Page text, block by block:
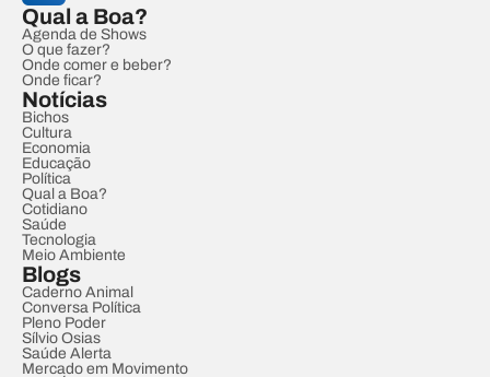
Qual a Boa?
Agenda de Shows
O que fazer?
Onde comer e beber?
Onde ficar?
Notícias
Bichos
Cultura
Economia
Educação
Política
Qual a Boa?
Cotidiano
Saúde
Tecnologia
Meio Ambiente
Blogs
Caderno Animal
Conversa Política
Pleno Poder
Sílvio Osias
Saúde Alerta
Mercado em Movimento